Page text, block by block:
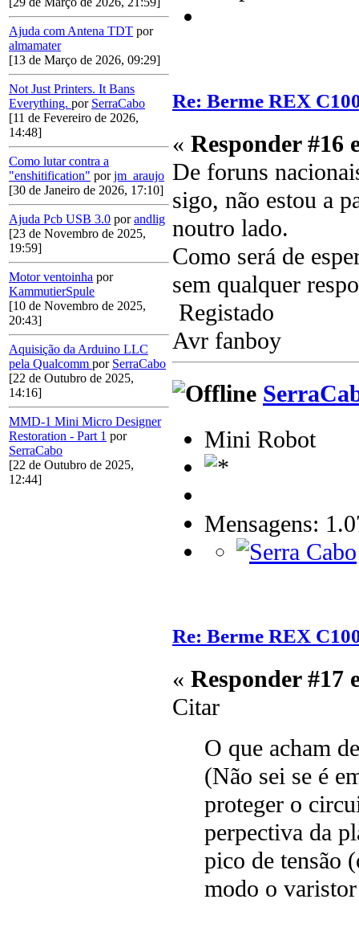
Ajuda com Antena TDT por
almamater
[13 de Março de 2026, 09:29]
Not Just Printers. It Bans
Everything. por SerraCabo
[11 de Fevereiro de 2026,
14:48]
Como lutar contra a
"enshitification" porjm_araujo
[30 de Janeiro de 2026, 17:10]
Ajuda Pcb USB 3.0 porandlig
[23 de Novembro de 2025,
19:59]
Motor ventoinha por
KammutierSpule
[10 de Novembro de 2025,
20:43]
Aquisição da Arduino LLC
pela Qualcomm por SerraCabo
[22 de Outubro de 2025,
14:16]
MMD-1 Mini Micro Designer
Restoration - Part 1 por
SerraCabo
[22 de Outubro de 2025,
12:44]
Re: Berme REX
« Responder #16
De foruns
sigo, não estou a
noutro lado.
Como será de
sem qualquer
Registado
Avr fanboy
Mini Robot
Mensagens:
Re: Berme REX
« Responder #17
Citar
O que acham
(Não sei se é
proteger o
perpectiva da
pico de tensão
modo o